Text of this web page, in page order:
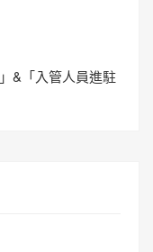
&「入管人員進駐